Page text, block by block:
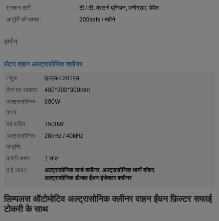
भुगतान शर्तें:
टी / टी, वेस्टर्न यूनियन, मनीग्राम, पेपैल
आपूर्ति की क्षमता:
200sets / महीने
वर्णन
मोटर वाहन अल्ट्रासोनिक क्लीनर
नमूना:
एलएस-1201एस
टैंक का आकार:
400*300*300mm
अल्ट्रासोनिक
पावर:
600W
गर्म शक्ति:
1500W
अल्ट्रासोनिक
आवृत्ति:
28kHz / 40kHz
वारंटी समय:
1 साल
हाई लाइट:
अल्ट्रासोनिक कार्ब क्लीनर, अल्ट्रासोनिक भागों वॉशर,
अल्ट्रासोनिक डीजल ईंधन इंजेक्टर क्लीनर
लिम्पलस ऑटोमोटिव अल्ट्रासोनिक क्लीनर वाहन ईंधन फ़िल्टर सफाई
टोकरी के साथ